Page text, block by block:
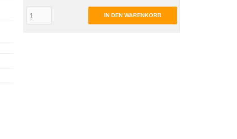
IN DEN WARENKORB